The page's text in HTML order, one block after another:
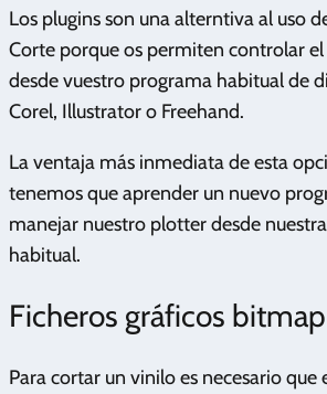
Los plugins son una alterntiva al uso
Corte porque os permiten controlar
desde vuestro programa habitual de
Corel, Illustrator o Freehand.
La ventaja más inmediata de esta
tenemos que aprender un nuevo
manejar nuestro plotter desde
habitual.
Ficheros gráficos
Para cortar un vinilo es necesario que